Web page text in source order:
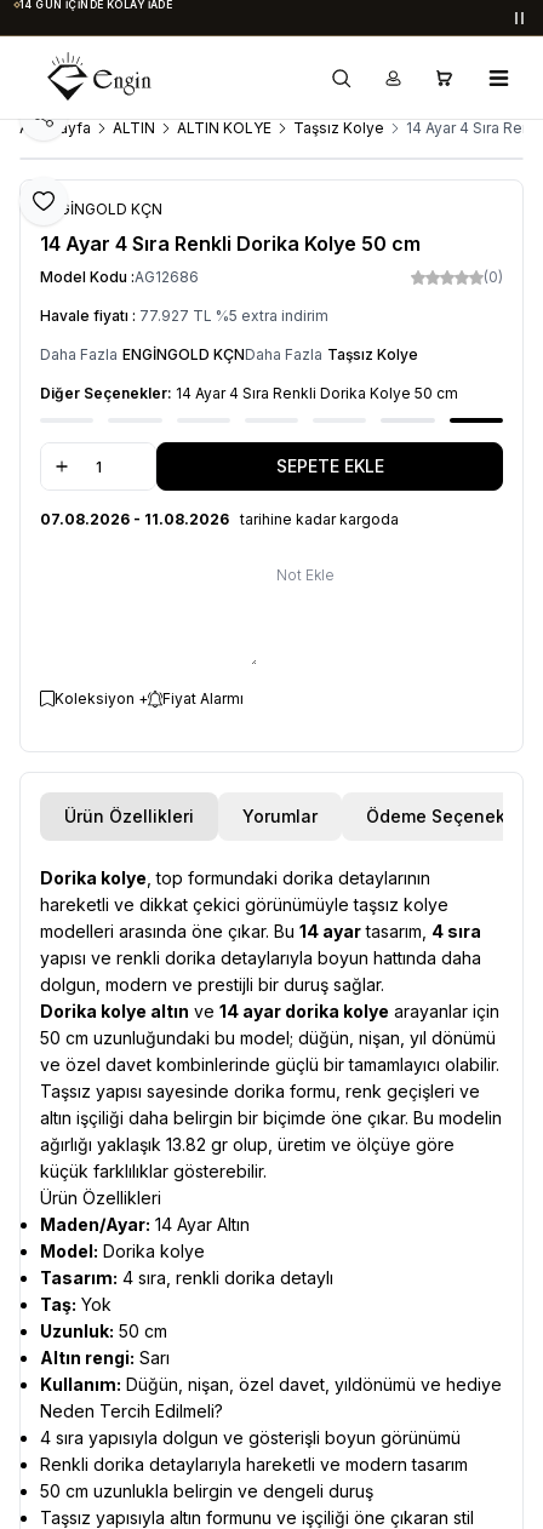
14 GÜN İÇINDE KOLAY İADE
Ana Sayfa ALTIN ALTIN KOLYE Taşsız Kolye 14 Ayar 4 Sıra
Favoriye Ekle
Paylaş
ENGİNGOLD KÇN
14 Ayar 4 Sıra Renkli Dorika Kolye 50 cm
Model Kodu :AG12686 (0)
Havale fiyatı : 77.927 TL %5 extra indirim
Daha Fazla ENGİNGOLD KÇNDaha Fazla Taşsız Kolye
Diğer Seçenekler: 14 Ayar 4 Sıra Renkli Dorika Kolye 50 cm
SEPETE EKLE
07.08.2026 - 11.08.2026 tarihine kadar kargoda
Not Ekle
Koleksiyon + Fiyat Alarmı
Ürün Özellikleri Yorumlar Ödeme Seçenekleri
Dorika kolye , top formundaki dorika detaylarının
hareketli ve dikkat çekici görünümüyle taşsız kolye
modelleri arasında öne çıkar. Bu 14 ayartasarım, 4 sıra
yapısı ve renkli dorika detaylarıyla boyun hattında daha
dolgun, modern ve prestijli bir duruş sağlar.
Dorika kolye altın ve 14 ayar dorika kolye arayanlar için
50 cm uzunluğundaki bu model; düğün, nişan, yıl dönümü
ve özel davet kombinlerinde güçlü bir tamamlayıcı olabilir.
Taşsız yapısı sayesinde dorika formu, renk geçişleri ve
altın işçiliği daha belirgin bir biçimde öne çıkar. Bu modelin
ağırlığı yaklaşık 13.82 gr olup, üretim ve ölçüye göre
küçük farklılıklar gösterebilir.
Ürün Özellikleri
Maden/Ayar: 14 Ayar Altın
Model: Dorika kolye
Tasarım: 4 sıra, renkli dorika detaylı
Taş: Yok
Uzunluk: 50 cm
Altın rengi: Sarı
Kullanım: Düğün, nişan, özel davet, yıldönümü ve hediye
Neden Tercih Edilmeli?
4 sıra yapısıyla dolgun ve gösterişli boyun görünümü
Renkli dorika detaylarıyla hareketli ve modern tasarım
50 cm uzunlukla belirgin ve dengeli duruş
Taşsız yapısıyla altın formunu ve işçiliği öne çıkaran stil